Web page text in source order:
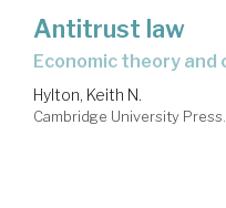
Antitrust law
economic theory
Hylton, Keith N.
Cambridge University